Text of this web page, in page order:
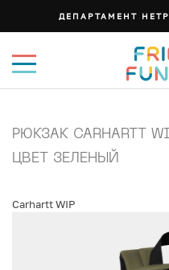
ДЕПАРТАМЕНТ
РЮКЗАК CARHARTT
ЦВЕТ ЗЕЛЕНЫЙ
Carhartt WIP